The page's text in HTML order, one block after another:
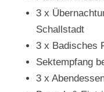
3 x
Schallstadt
3 x Badisches
Sektempfang
3 x